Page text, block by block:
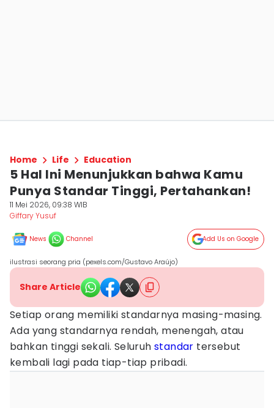
Home Life Education
5 Hal Ini Menunjukkan bahwa Kamu
Punya Standar Tinggi, Pertahankan!
11 Mei 2026, 09:38 WIB
Giffary Yusuf
News Channel Add Us on Google
ilustrasi seorang pria (pexels.com/Gustavo Araújo)
Share Article
Setiap orang memiliki standarnya masing-masing.
Ada yang standarnya rendah, menengah, atau
bahkan tinggi sekali. Seluruh standar tersebut
kembali lagi pada tiap-tiap pribadi.